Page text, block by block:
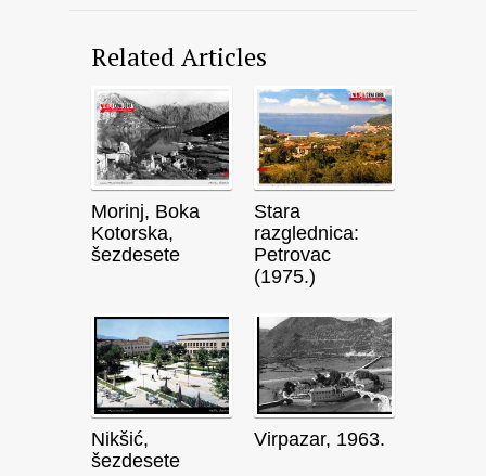
Related Articles
Morinj, Boka
Kotorska,
šezdesete
Stara
razglednica:
Petrovac
(1975.)
Nikšić,
šezdesete
Virpazar, 1963.